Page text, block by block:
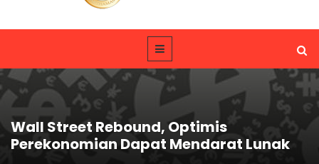
Wall Street Rebound, Optimis
Perekonomian Dapat Mendarat Lunak